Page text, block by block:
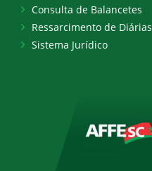
Consulta de Balancetes
Ressarcimento de Diárias
Sistema Jurídico